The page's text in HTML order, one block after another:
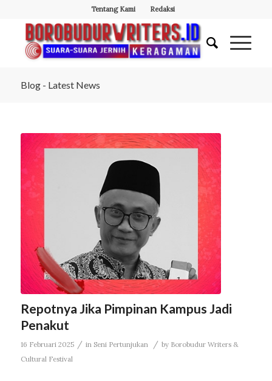
Tentang Kami Redaksi
Blog - Latest News
Repotnya Jika Pimpinan Kampus Jadi
Penakut
16 Februari 2025 / in Seni Pertunjukan / by Borobudur Writers &
Cultural Festival